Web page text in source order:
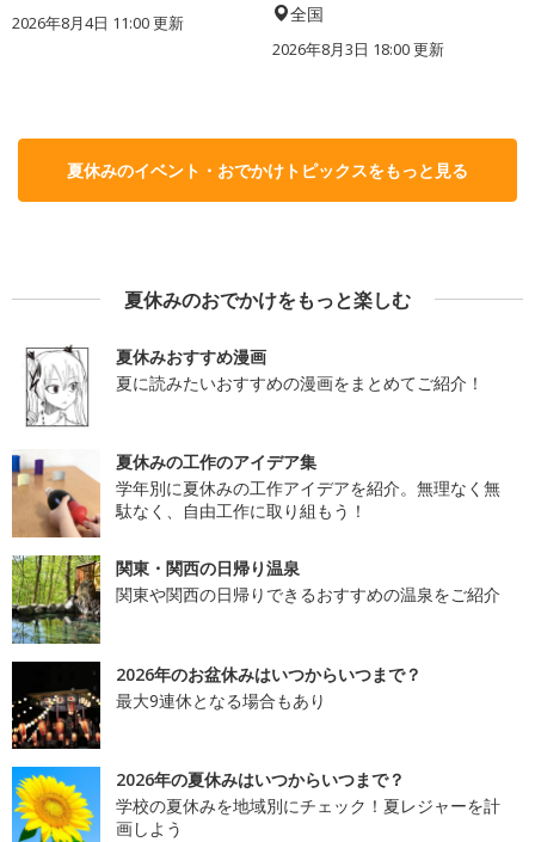
2026年8月4日 11:00更新 全国
2026年8月3日 18:00更新
夏休みのイベント・おでかけトピックスをもっと見る
夏休みのおでかけをもっと楽しむ
夏休みおすすめ漫画
夏に読みたいおすすめの漫画をまとめてご紹介！
夏休みの工作のアイデア集
学年別に夏休みの工作アイデアを紹介。無理なく無
駄なく、自由工作に取り組もう！
関東・関西の日帰り温泉
関東や関西の日帰りできるおすすめの温泉をご紹介
2026年のお盆休みはいつからいつまで？
最大9連休となる場合もあり
2026年の夏休みはいつからいつまで？
学校の夏休みを地域別にチェック！夏レジャーを計
画しよう